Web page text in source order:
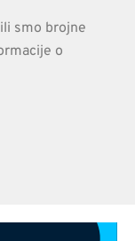
smo brojne
o